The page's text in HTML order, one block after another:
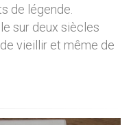
de légende.
sur deux siècles
vieillir et même de